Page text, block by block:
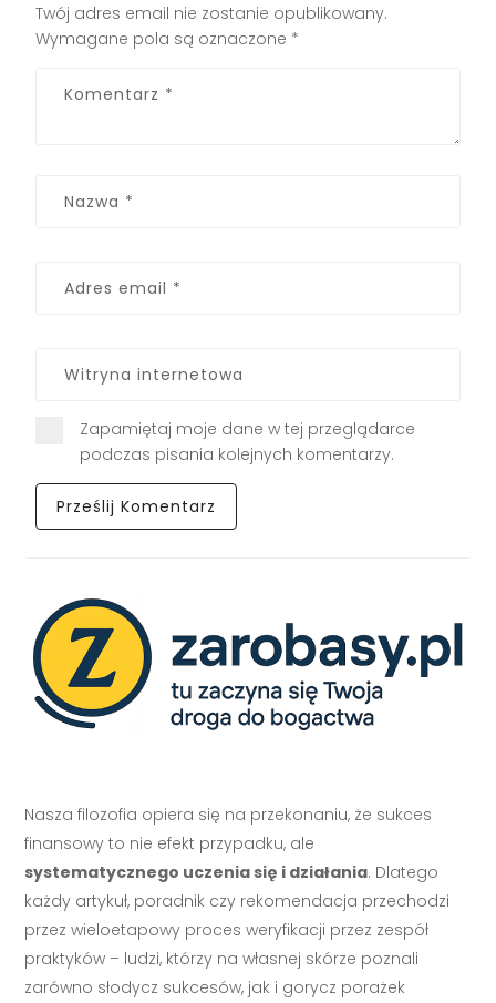
Twój adres email nie zostanie opublikowany.
Wymagane pola są oznaczone *
Zapamiętaj moje dane w tej przeglądarce
podczas pisania kolejnych komentarzy.
Nasza filozofia opiera się na przekonaniu, że sukces
finansowy to nie efekt przypadku, ale
systematycznego uczenia się i działania. Dlatego
każdy artykuł, poradnik czy rekomendacja przechodzi
przez wieloetapowy proces weryfikacji przez zespół
praktyków – ludzi, którzy na własnej skórze poznali
zarówno słodycz sukcesów, jak i gorycz porażek